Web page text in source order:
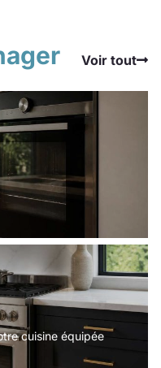
Voir tout
cuisine équipée